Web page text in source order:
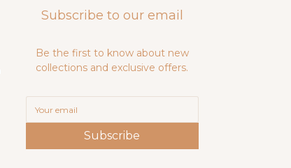
Subscribe to our email
Be the first to know about new
collections and exclusive offers.
Subscribe